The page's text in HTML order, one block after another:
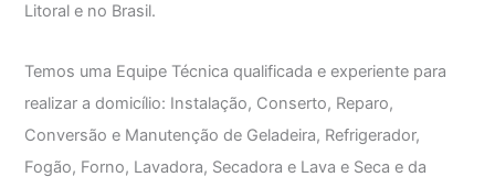
Litoral e no Brasil.
Temos uma Equipe Técnica qualificada e experiente para
realizar a domicílio: Instalação, Conserto, Reparo,
Conversão e Manutenção de Geladeira, Refrigerador,
Fogão, Forno, Lavadora, Secadora e Lava e Seca e da